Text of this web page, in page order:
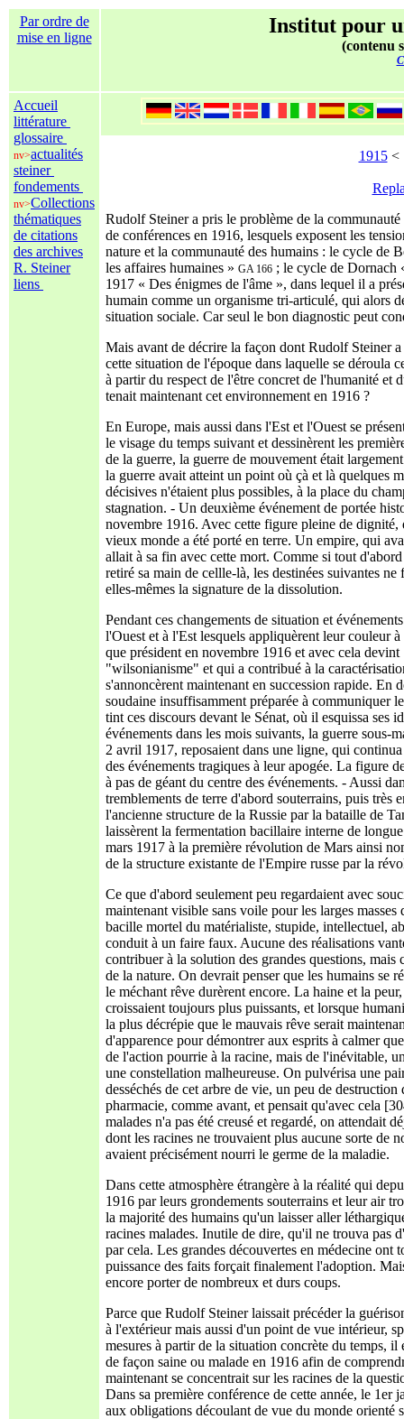
Par ordre de
mise en ligne
Institut pour
(contenu
Accueil
littérature
glossaire
nv>actualités
steiner
fondements
nv>Collections
thématiques
de citations
des archives
R. Steiner
liens
1915<
Rudolf Steiner a pris le problème de la
de conférences en 1916, lesquels exposent les
nature et la communauté des humains : le cycle de
les affaires humaines » GA 166 ; le cycle de
1917 « Des énigmes de l'âme », dans lequel il a
humain comme un organisme tri-articulé, qui alors
situation sociale. Car seul le bon diagnostic peut
Mais avant de décrire la façon dont Rudolf Steiner
cette situation de l'époque dans laquelle se déroula
à partir du respect de l'être concret de l'humanité et
tenait maintenant cet environnement en 1916 ?
En Europe, mais aussi dans l'Est et l'Ouest se
le visage du temps suivant et dessinèrent les
de la guerre, la guerre de mouvement était
la guerre avait atteint un point où çà et là quelques
décisives n'étaient plus possibles, à la place du
stagnation. - Un deuxième événement de portée
novembre 1916. Avec cette figure pleine de dignité,
vieux monde a été porté en terre. Un empire, qui
allait à sa fin avec cette mort. Comme si tout
retiré sa main de cellle-là, les destinées suivantes
elles-mêmes la signature de la dissolution.
Pendant ces changements de situation et
l'Ouest et à l'Est lesquels appliquèrent leur couleur
que président en novembre 1916 et avec cela
"wilsonianisme" et qui a contribué à la
s'annoncèrent maintenant en succession rapide. En
soudaine insuffisamment préparée à communiquer
tint ces discours devant le Sénat, où il esquissa ses
événements dans les mois suivants, la guerre sous-
2 avril 1917, reposaient dans une ligne, qui
des événements tragiques à leur apogée. La figure
à pas de géant du centre des événements. - Aussi
tremblements de terre d'abord souterrains, puis très
l'ancienne structure de la Russie par la bataille de
laissèrent la fermentation bacillaire interne de
mars 1917 à la première révolution de Mars ainsi
de la structure existante de l'Empire russe par la
Ce que d'abord seulement peu regardaient avec
maintenant visible sans voile pour les larges
bacille mortel du matérialiste, stupide, intellectuel,
conduit à un faire faux. Aucune des réalisations
contribuer à la solution des grandes questions,
de la nature. On devrait penser que les humains se
le méchant rêve durèrent encore. La haine et la
croissaient toujours plus puissants, et lorsque
la plus décrépie que le mauvais rêve serait
d'apparence pour démontrer aux esprits à calmer
de l'action pourrie à la racine, mais de l'inévitable,
une constellation malheureuse. On pulvérisa une
desséchés de cet arbre de vie, un peu de
pharmacie, comme avant, et pensait qu'avec cela
malades n'a pas été creusé et regardé, on attendait
dont les racines ne trouvaient plus aucune sorte de
avaient précisément nourri le germe de la maladie.
Dans cette atmosphère étrangère à la réalité qui
1916 par leurs grondements souterrains et leur air
la majorité des humains qu'un laisser aller
racines malades. Inutile de dire, qu'il ne trouva pas
par cela. Les grandes découvertes en médecine
puissance des faits forçait finalement l'adoption.
encore porter de nombreux et durs coups.
Parce que Rudolf Steiner laissait précéder la
à l'extérieur mais aussi d'un point de vue intérieur,
mesures à partir de la situation concrète du temps,
de façon saine ou malade en 1916 afin de
maintenant se concentrait sur ​​les racines de la
Dans sa première conférence de cette année, le
aux obligations découlant de vue du monde orienté